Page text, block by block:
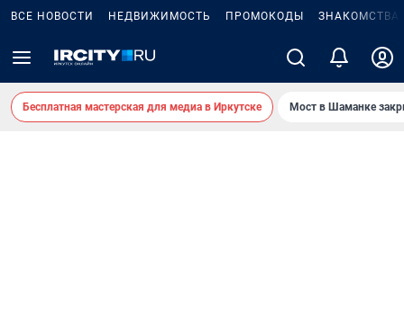
ВСЕ НОВОСТИ НЕДВИЖИМОСТЬ ПРОМОКОДЫ ЗНАКОМСТВА
Бесплатная мастерская для медиа в Иркутске Мост в Шаманке